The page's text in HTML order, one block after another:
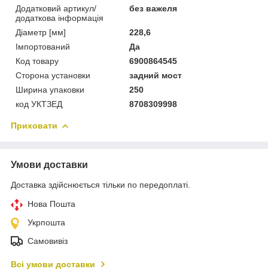
Додатковий артикул/
додаткова інформація
без важеля
Діаметр [мм]
228,6
Імпортований
Да
Код товару
6900864545
Сторона установки
задний мост
Ширина упаковки
250
код УКТЗЕД
8708309998
Приховати
Умови доставки
Доставка здійснюється тільки по передоплаті.
Нова Пошта
Укрпошта
Самовивіз
Всі умови доставки